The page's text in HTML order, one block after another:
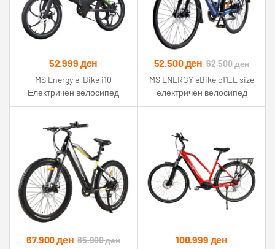
52.999 ден
MS Energy e-Bike i10
Електричен велосипед
црно/зелен
52.500ден 62.500ден
MS ENERGY eBike c11_L size
електричен велосипед
67.900ден 85.900ден
100.999 ден